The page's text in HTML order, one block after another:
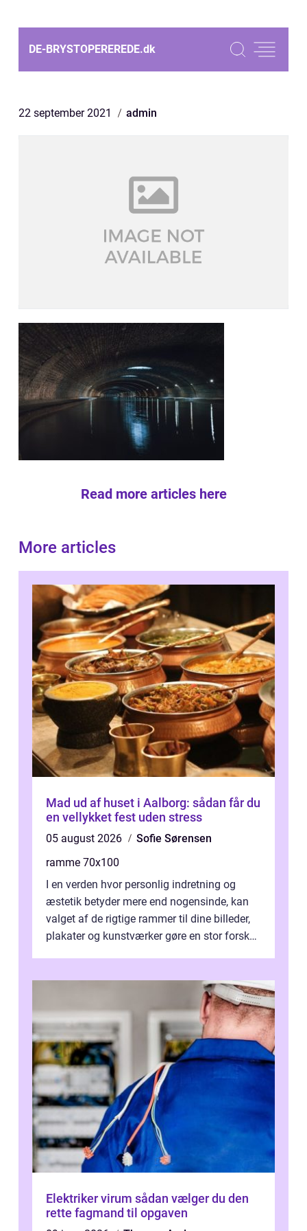
DE-BRYSTOPEREREDE.dk
22 september 2021 admin
Read more articles here
More articles
Mad ud af huset i Aalborg: sådan får du
en vellykket fest uden stress
05 august 2026
Sofie Sørensen
ramme 70x100
I en verden hvor personlig indretning og
æstetik betyder mere end nogensinde, kan
valget af de rigtige rammer til dine billeder,
plakater og kunstværker gøre en stor forskel.
Elektriker virum sådan vælger du den
rette fagmand til opgaven